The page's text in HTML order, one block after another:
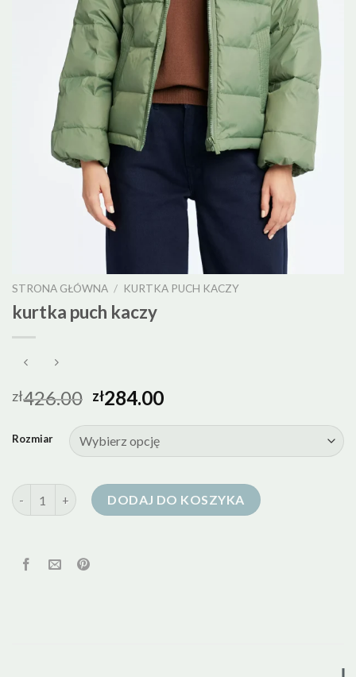
STRONA GŁÓWNA / KURTKA PUCH KACZY
kurtka puch kaczy
zł426.00 zł284.00
Rozmiar
ilość kurtka puch kaczyDODAJ DO KOSZYKA